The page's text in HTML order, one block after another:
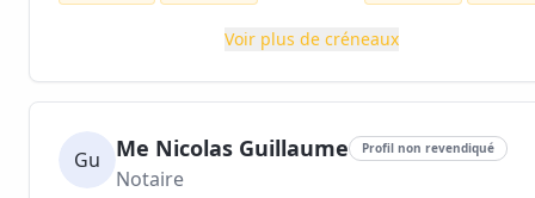
Voir plus de créneaux
Gu Me Nicolas Guillaume Profil non revendiqué
Notaire